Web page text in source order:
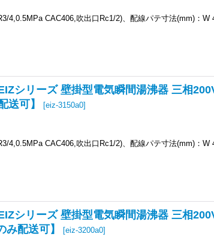
4,0.5MPa CAC406,吹出口Rc1/2)、配線パテ寸法(mm)：W
シリーズ 壁掛型電気瞬間湯沸器 三相
送可】
[eiz-3150a0]
4,0.5MPa CAC406,吹出口Rc1/2)、配線パテ寸法(mm)：W
シリーズ 壁掛型電気瞬間湯沸器 三相
配送可】
[eiz-3200a0]